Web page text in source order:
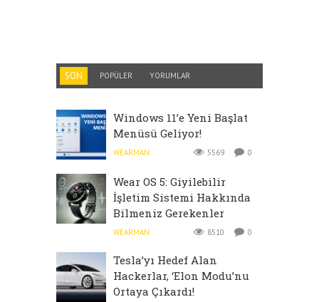
SON POPÜLER YORUMLAR
Windows 11’e Yeni Başlat
Menüsü Geliyor!
WEARMAN 5569 0
Wear OS 5: Giyilebilir
İşletim Sistemi Hakkında
Bilmeniz Gerekenler
WEARMAN 8510 0
Tesla’yı Hedef Alan
Hackerlar, ‘Elon Modu’nu
Ortaya Çıkardı!